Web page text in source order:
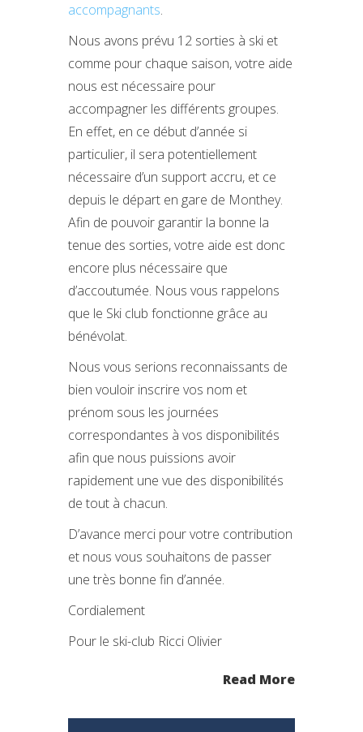
accompagnants.
Nous avons prévu 12 sorties à ski et
comme pour chaque saison, votre aide
nous est nécessaire pour
accompagner les différents groupes.
En effet, en ce début d’année si
particulier, il sera potentiellement
nécessaire d’un support accru, et ce
depuis le départ en gare de Monthey.
Afin de pouvoir garantir la bonne la
tenue des sorties, votre aide est donc
encore plus nécessaire que
d’accoutumée. Nous vous rappelons
que le Ski club fonctionne grâce au
bénévolat.
Nous vous serions reconnaissants de
bien vouloir inscrire vos nom et
prénom sous les journées
correspondantes à vos disponibilités
afin que nous puissions avoir
rapidement une vue des disponibilités
de tout à chacun.
D’avance merci pour votre contribution
et nous vous souhaitons de passer
une très bonne fin d’année.
Cordialement
Pour le ski-club Ricci Olivier
Read More